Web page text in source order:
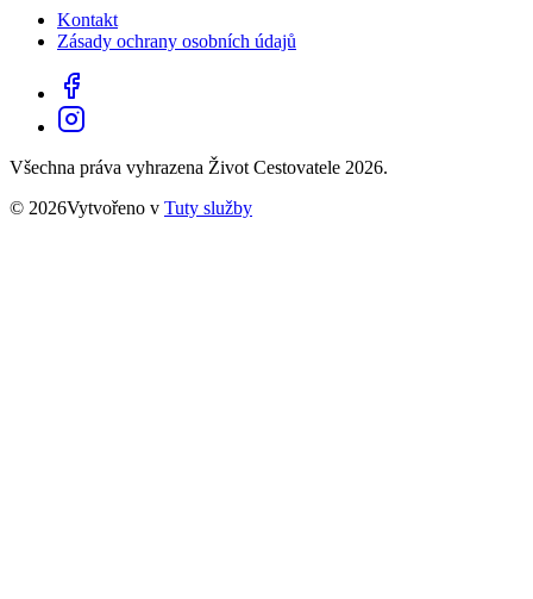
Kontakt
Zásady ochrany osobních údajů
Všechna práva vyhrazena Život Cestovatele 2026.
© 2026Vytvořeno v Tuty služby